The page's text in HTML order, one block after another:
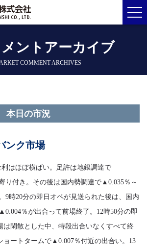
ントアーカイブ
COMMENT ARCHIVES
本日の市況
ンク市場
はほぼ横ばい。足許は地銀調達で
り付き。その後は国内勢調達で▲0.035％～
9時20分の即日オペが見送られた後は、国内
％が出合って前場終了。12時50分の即
は閑散とした中、特段出合いなくすべて終
ョートタームで▲0.007％付近の出合い。13